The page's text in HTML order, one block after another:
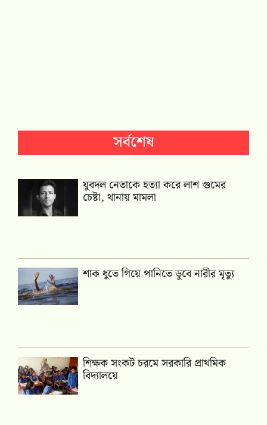
সর্বশেষ
যুবদল নেতাকে হত্যা করে লাশ গুমের
চেষ্টা, থানায় মামলা
শাক ধুতে গিয়ে পানিতে ডুবে নারীর মৃত্যু
শিক্ষক সংকট চরমে সরকারি প্রাথমিক
বিদ্যালয়ে